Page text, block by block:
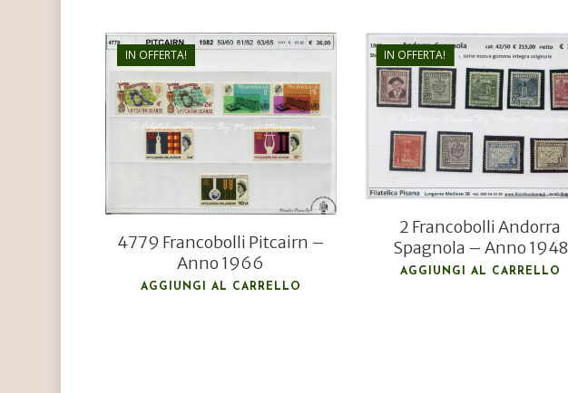
IN OFFERTA!
€36,00
€26,00
4779 Francobolli Pitcairn –
Anno 1966
AGGIUNGI AL CARRELLO
IN OFFERTA!
€ 130,00
€90,00
2 Francobolli Andorra
Spagnola – Anno 1948
AGGIUNGI AL CARRELLO